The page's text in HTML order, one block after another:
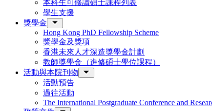
本科生可修讀碩士課程列表
學生支援
獎學金
Hong Kong PhD Fellowship Scheme
獎學金及獎項
香港未來人才深造獎學金計劃
教師獎學金（進修碩士學位課程）
活動與本院刊物
活動預告
過往活動
The International Postgraduate Conference and